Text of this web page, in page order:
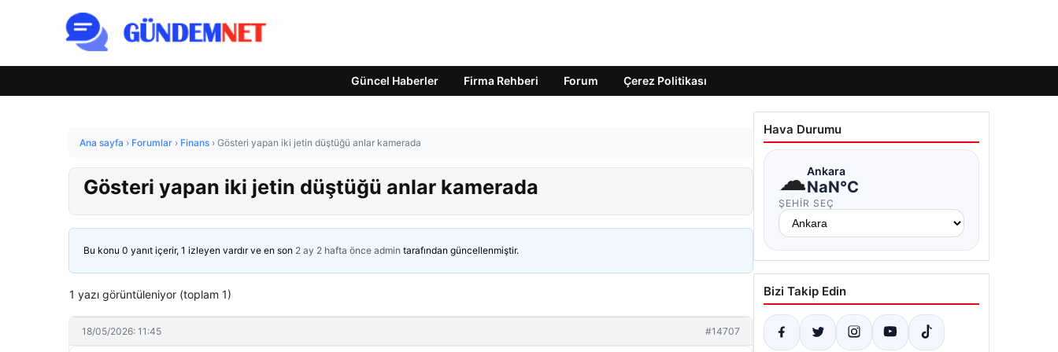
Güncel Haberler Firma Rehberi Forum Çerez Politikası
Ana sayfa › Forumlar › Finans › Gösteri yapan iki jetin düştüğü anlar kamerada
Gösteri yapan iki jetin düştüğü anlar kamerada
Bu konu 0 yanıt içerir, 1 izleyen vardır ve en son 2 ay 2 hafta önce admin tarafından güncellenmiştir.
1 yazı görüntüleniyor (toplam 1)
18/05/2026: 11:45 #14707
Hava Durumu
☁Ankara
NaN°C
ŞEHIR SEÇ
Bizi Takip Edin